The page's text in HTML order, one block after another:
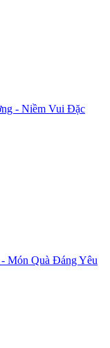
- Niềm Vui Đặc
Món Quà Đáng Yêu